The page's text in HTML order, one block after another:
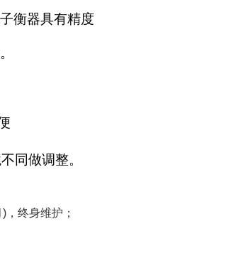
衡器具有精度
同做调整。
终身维护；